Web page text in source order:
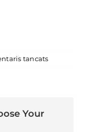
tancatsa 10711759-
Your